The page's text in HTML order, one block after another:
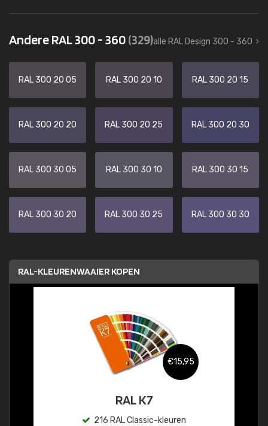
Andere RAL 300 - 360(329)alle RAL Design 300 - 360
RAL 300 20 05 RAL 300 20 10 RAL 300 20 15
RAL 300 20 20 RAL 300 20 25 RAL 300 20 30
RAL 300 30 05 RAL 300 30 10 RAL 300 30 15
RAL 300 30 20 RAL 300 30 25 RAL 300 30 30
RAL-KLEURENWAAIER KOPEN
€15,95
RAL K7
216 RAL Classic-kleuren